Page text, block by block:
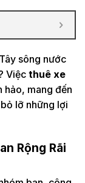
sông nước
Việc thuê xe
hảo, mang đến
lỡ những lợi
Rộng Rãi